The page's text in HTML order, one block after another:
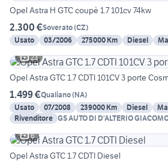
Opel Astra H GTC coupè 1.7 101cv 74kw
2.300 €Soverato(CZ)
Usato
03/2006 275000 Km Diesel
23
Opel Astra GTC 1.7 CDTI 101CV 3 porte
1.499 €Qualiano(NA)
Usato
07/2008 239000 Km Diesel
Rivenditore GS AUTO DI D'ALTERIO
6
Opel Astra GTC 1.7 CDTI Diesel